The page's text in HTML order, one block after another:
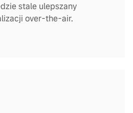
stale ulepszany
over-the-air.